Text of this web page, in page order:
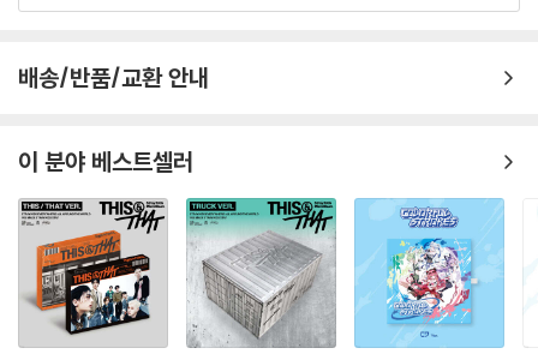
배송/반품/교환 안내
이 분야 베스트셀러